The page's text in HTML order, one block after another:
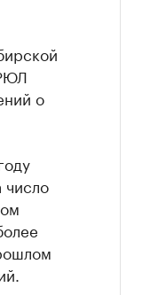
о
число